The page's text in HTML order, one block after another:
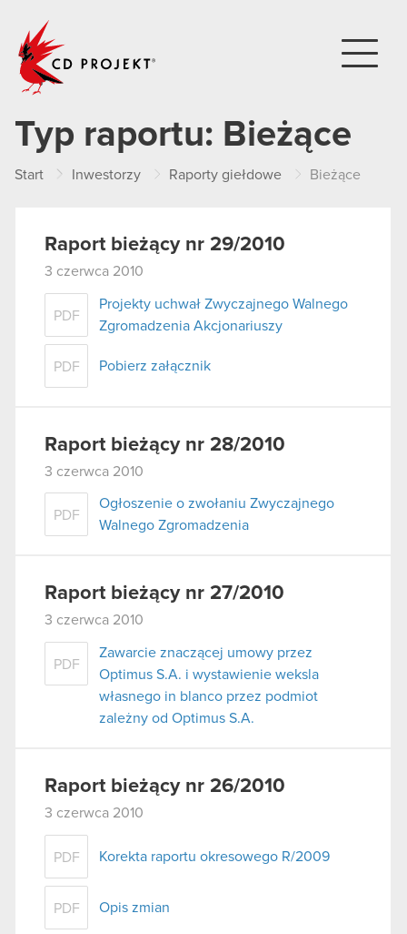
Typ raportu: Bieżące
Start Inwestorzy Raporty giełdowe Bieżące
Raport bieżący nr 29/2010
3 czerwca 2010
PDF
Projekty uchwał Zwyczajnego Walnego
Zgromadzenia Akcjonariuszy
PDF Pobierz załącznik
Raport bieżący nr 28/2010
3 czerwca 2010
PDF
Ogłoszenie o zwołaniu Zwyczajnego
Walnego Zgromadzenia
Raport bieżący nr 27/2010
3 czerwca 2010
PDF
Zawarcie znaczącej umowy przez
Optimus S.A. i wystawienie weksla
własnego in blanco przez podmiot
zależny od Optimus S.A.
Raport bieżący nr 26/2010
3 czerwca 2010
PDF Korekta raportu okresowego R/2009
PDF Opis zmian